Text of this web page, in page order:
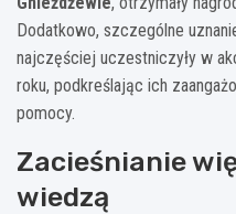
Dodatkowo, szczególne
najczęściej uczestniczyły w
roku, podkreślając ich
pomocy.
Zacieśnianie
wiedzą